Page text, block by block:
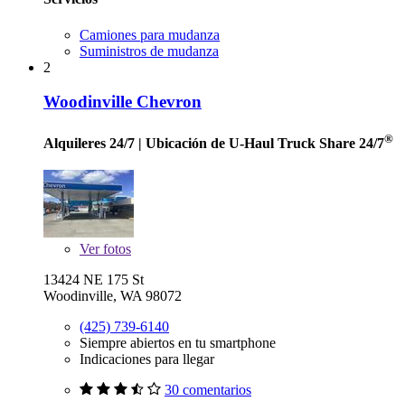
Camiones para mudanza
Suministros de mudanza
2
Woodinville Chevron
Alquileres 24/7 | Ubicación de U-Haul Truck Share 24/7®
Verfotos
13424 NE 175 St
Woodinville, WA 98072
(425) 739-6140
Siempre abiertos en tu smartphone
Indicaciones para llegar
30 comentarios